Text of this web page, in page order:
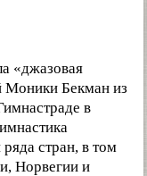
«джазовая
Моники Бекман из
в
стран, в том
Норвегии и